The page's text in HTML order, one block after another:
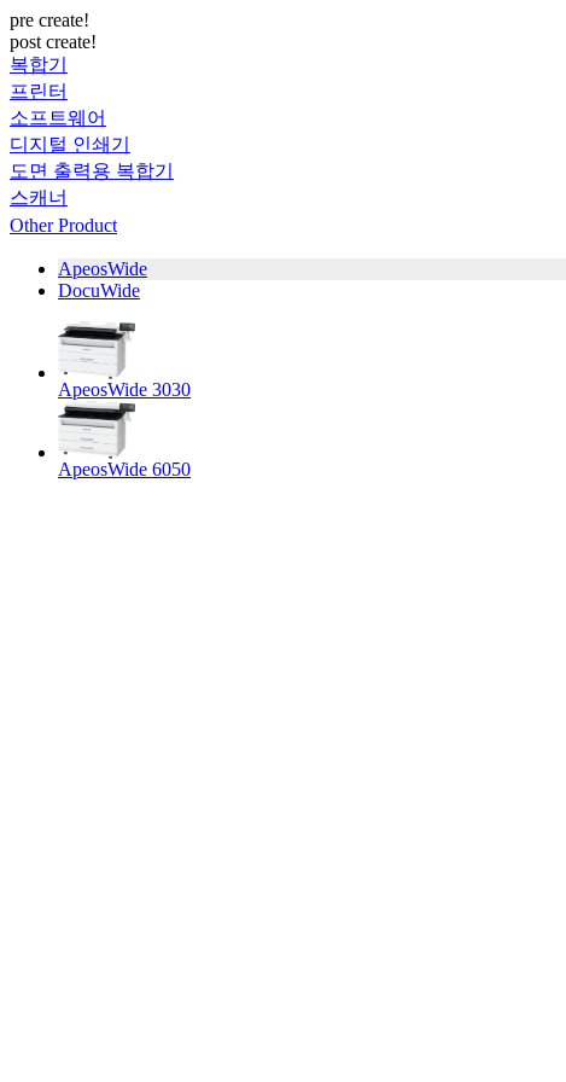
pre create!
post create!
복합기
프린터
소프트웨어
디지털 인쇄기
도면 출력용 복합기
스캐너
Other Product
ApeosWide
DocuWide
ApeosWide 3030
ApeosWide 6050